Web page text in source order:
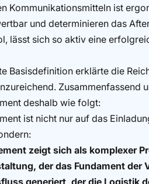
Kommunikationsmitteln ist
und determinieren das
lässt sich so aktiv eine
Basisdefinition erklärte die
Zusammenfassend
deshalb wie folgt:
ist nicht nur auf das
zeigt sich als komplexer
der das Fundament
generiert, der die Logistik